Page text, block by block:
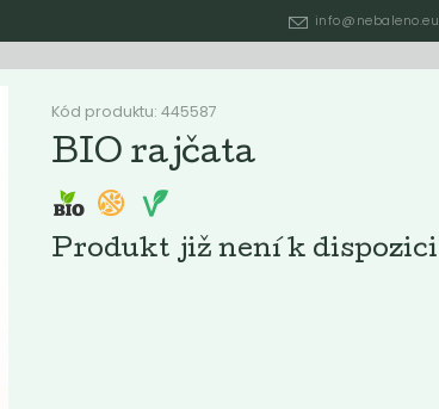
info@nebaleno.eu
Jak naše rozvozy fungují
Kód produktu: 445587
BIO rajčata
Produkt již není k dispozici